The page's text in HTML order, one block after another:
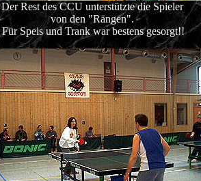
Der Rest des CCU unterstützte die Spieler
von den "Rängen".
Für Speis und Trank war bestens gesorgt!!